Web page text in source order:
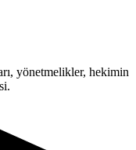
yönetmelikler, hekimin